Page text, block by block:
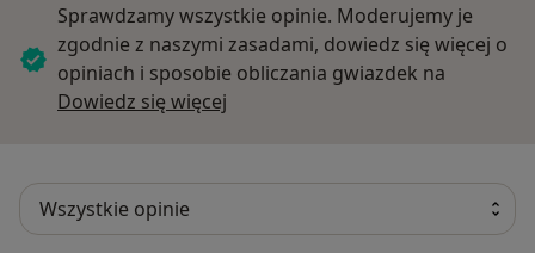
Sprawdzamy wszystkie opinie. Moderujemy je
zgodnie z naszymi zasadami, dowiedz się więcej o
opiniach i sposobie obliczania gwiazdek na
Dowiedz się więcej